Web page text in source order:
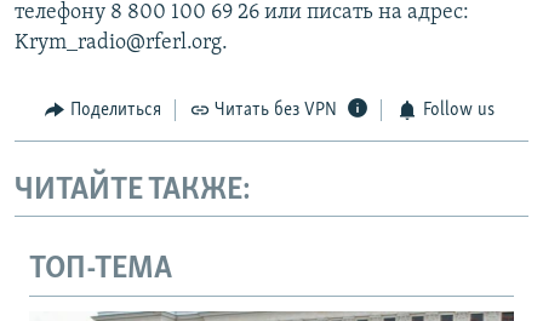
телефону 8 800 100 69 26 или писать на адрес:
Krym_radio@rferl.org.
Поделиться Читать без VPN Follow us
ЧИТАЙТЕ ТАКЖЕ:
ТОП-ТЕМА